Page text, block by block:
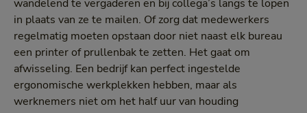
wandelend te vergaderen en bij collega’s langs te lopen
in plaats van ze te mailen. Of zorg dat medewerkers
regelmatig moeten opstaan door niet naast elk bureau
een printer of prullenbak te zetten. Het gaat om
afwisseling. Een bedrijf kan perfect ingestelde
ergonomische werkplekken hebben, maar als
werknemers niet om het half uur van houding